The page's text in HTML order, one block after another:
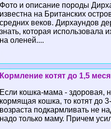
Фото и описание породы
известна на Британских
средних веков. Дирхаундов
знать, которая использовала
на оленей....
Кормление котят до 1,5
Если кошка-мама - здоровая,
кормящая кошка, то котят до
возраста подкармливать не
надо только маму. Причем